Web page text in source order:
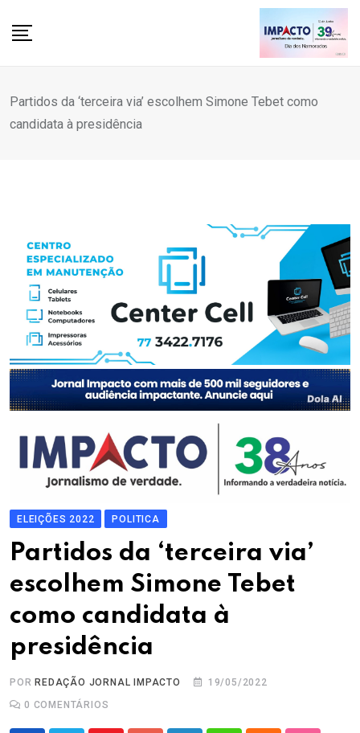
Partidos da ‘terceira via’ escolhem Simone Tebet como
candidata à presidência
ELEIÇÕES 2022 POLITICA
Partidos da ‘terceira via’
escolhem Simone Tebet
como candidata à
presidência
POR REDAÇÃO JORNAL IMPACTO
19/05/2022
0 COMENTÁRIOS